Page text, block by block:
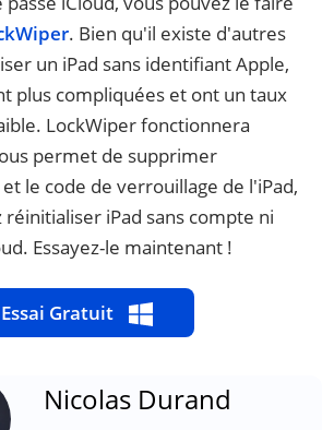
. Bien qu'il existe d'autres
un iPad sans identifiant Apple,
plus compliquées et ont un taux
LockWiper fonctionnera
permet de supprimer
le code de verrouillage de l'iPad,
iPad sans compte ni
Essayez-le maintenant !
Essai Gratuit
Nicolas Durand